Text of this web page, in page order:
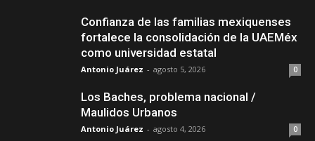
Confianza de las familias mexiquenses
fortalece la consolidación de la UAEMéx
como universidad estatal
Antonio Juárez - agosto 5, 2026 0
Los Baches, problema nacional /
Maulidos Urbanos
Antonio Juárez - agosto 4, 2026 0